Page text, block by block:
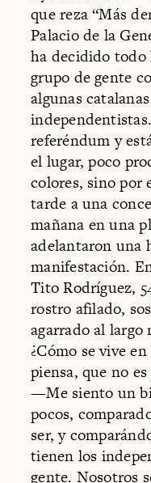
que reza “Más
Palacio de la
ha decidido todo
grupo de gente
algunas
referéndum y
el lugar, poco
colores, sino por
tarde a una
mañana en una
adelantaron una
manifestación.
Tito Rodríguez,
rostro afilado,
agarrado al
¿Cómo se vive
piensa, que no
—Me siento un
pocos,
ser, y
tienen los
gente. Nosotros